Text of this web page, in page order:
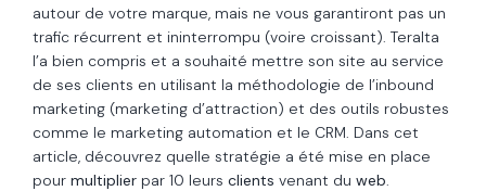
autour de votre marque, mais ne vous garantiront pas un
trafic récurrent et ininterrompu (voire croissant). Teralta
l’a bien compris et a souhaité mettre son site au service
de ses clients en utilisant la méthodologie de l’inbound
marketing (marketing d’attraction) et des outils robustes
comme le marketing automation et le CRM. Dans cet
article, découvrez quelle stratégie a été mise en place
pour multiplier par 10 leurs clients venant du web.